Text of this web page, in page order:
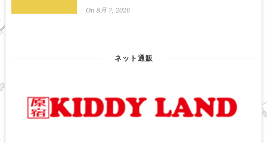
On 8月 7, 2026
ネット通販